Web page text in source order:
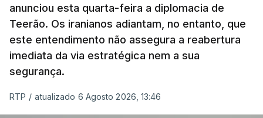
de 1,5 quilómetros da fronteira com Israel.
Permite, desta forma, uma extração rápida em
caso de ataque.
Segundo um funcionário do Conselho de Paz, a
organização está na “fase final de preparação de
anunciou esta quarta-feira a diplomacia de
Teerão. Os iranianos adiantam, no entanto, que
este entendimento não assegura a reabertura
imediata da via estratégica nem a sua
segurança.
RTP / atualizado 6 Agosto 2026, 13:46